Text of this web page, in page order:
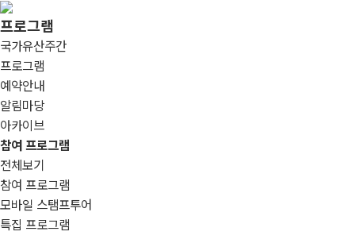
프로그램
국가유산주간
프로그램
예약안내
알림마당
아카이브
참여 프로그램
전체보기
참여 프로그램
모바일 스탬프투어
특집 프로그램